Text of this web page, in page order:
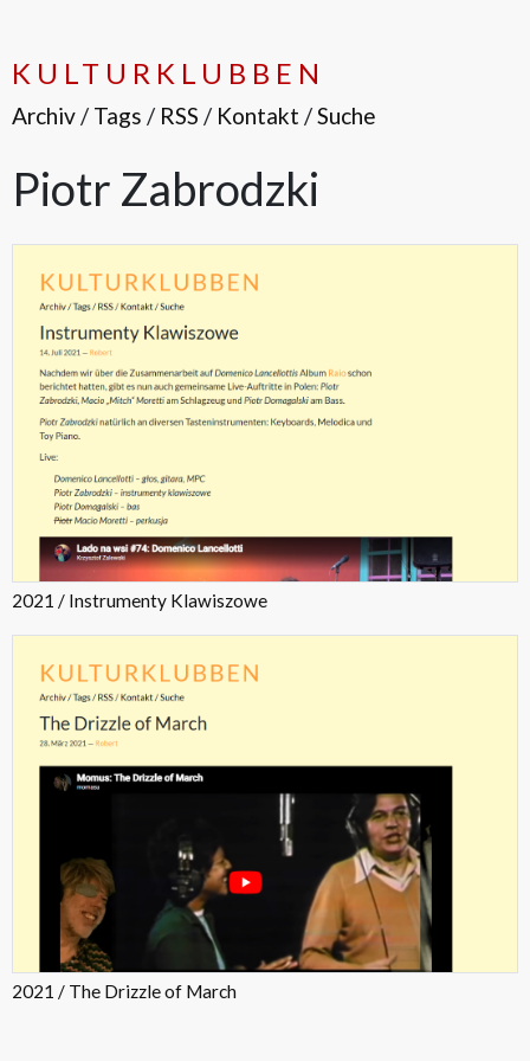
KULTURKLUBBEN
Archiv/ Tags / RSS / Kontakt /Suche
Piotr Zabrodzki
2021 / Instrumenty Klawiszowe
2021 / The Drizzle of March